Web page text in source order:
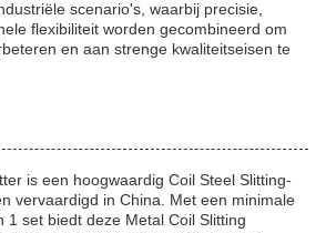
scenario's, waarbij precisie,
flexibiliteit worden gecombineerd om
en aan strenge kwaliteitseisen te
is een hoogwaardig Coil Steel Slitting-
vervaardigd in China. Met een minimale
1 set biedt deze Metal Coil Slitting